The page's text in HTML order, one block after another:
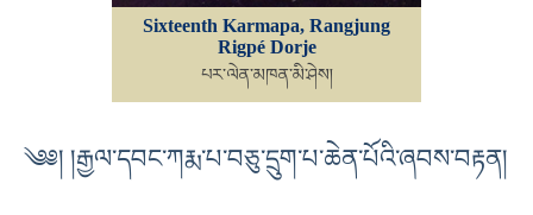
Sixteenth Karmapa, Rangjung
Rigpé Dorje
པར་ལེན་མཁན་མི་ཤེས།
༄༅། །རྒྱལ་དབང་ཀརྨ་པ་བཅུ་དྲུག་པ་ཆེན་པོའི་ཞབས་བརྟན།